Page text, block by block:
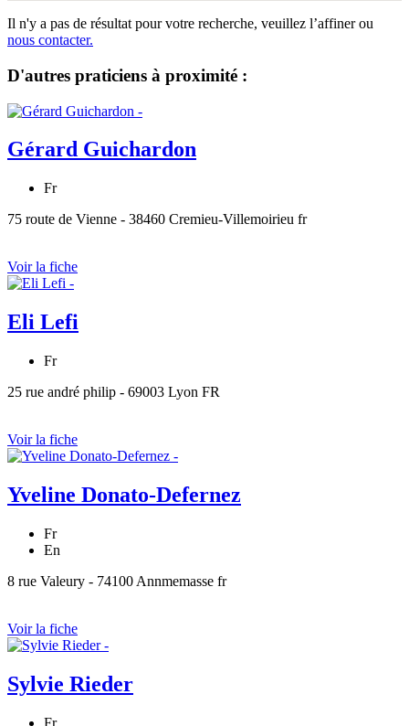
Il n'y a pas de résultat pour votre recherche, veuillez l’affiner ou
nous contacter.
D'autres praticiens à proximité :
Gérard Guichardon
Fr
75 route de Vienne - 38460 Cremieu-Villemoirieu fr
Voir la fiche
Eli Lefi
Fr
25 rue andré philip - 69003 Lyon FR
Voir la fiche
Yveline Donato-Defernez
Fr
En
8 rue Valeury - 74100 Annmemasse fr
Voir la fiche
Sylvie Rieder
Fr